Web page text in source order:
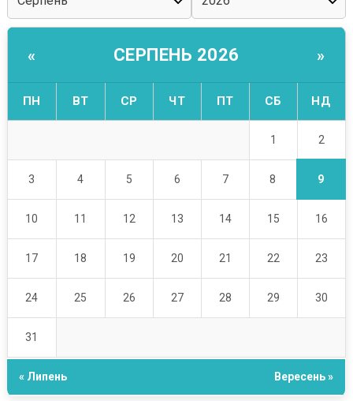
« СЕРПЕНЬ 2026 »
ПН ВТ СР ЧТ ПТ СБ НД
1 2
3 4 5 6 7 8 9
10 11 12 13 14 15 16
17 18 19 20 21 22 23
24 25 26 27 28 29 30
31
« Липень Вересень »